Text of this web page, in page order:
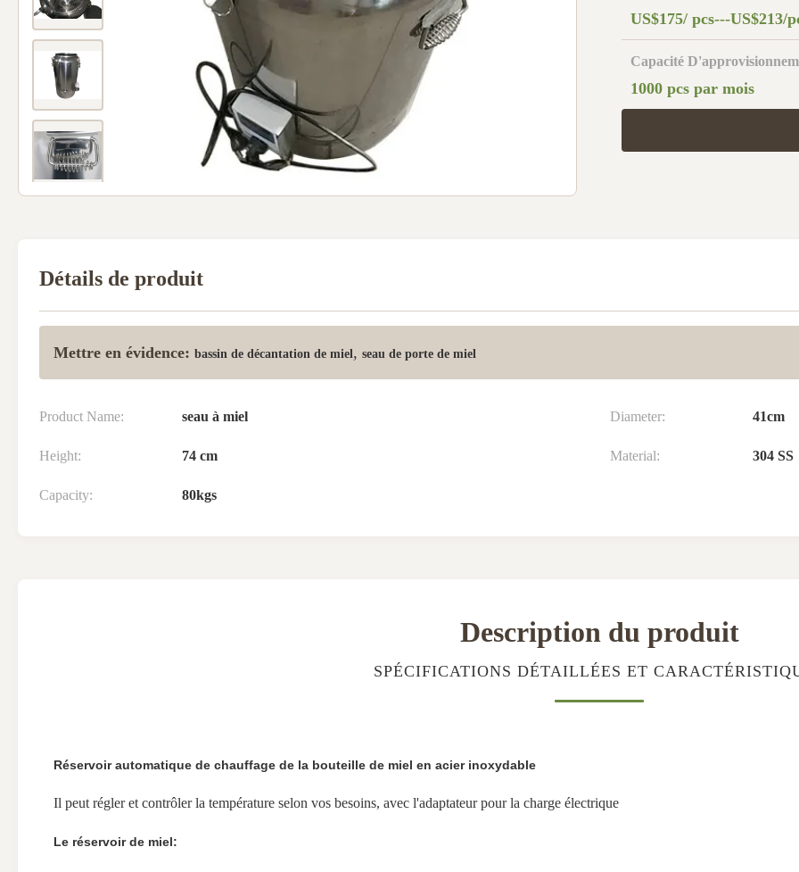
US$175/ pcs---US$213/
Capacité
1000 pcs par mois
Détails de produit
Mettre en évidence: bassin de décantation de miel, seau de porte de miel
Product Name: seau à miel Diameter: 41cm
Height: 74 cm Material: 304 SS
Capacity: 80kgs
Description du produit
SPÉCIFICATIONS DÉTAILLÉES ET
Réservoir automatique de chauffage de la bouteille de miel en acier inoxydable
Il peut régler et contrôler la température selon vos besoins, avec l'adaptateur pour la charge électrique
Le réservoir de miel: